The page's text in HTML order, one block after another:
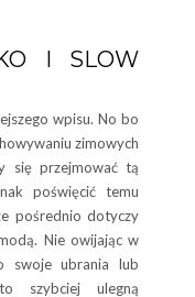
I SLOW
wpisu. No bo
zimowych
się przejmować tą
poświęcić temu
pośrednio dotyczy
Nie owijając w
swoje ubrania lub
szybciej ulegną